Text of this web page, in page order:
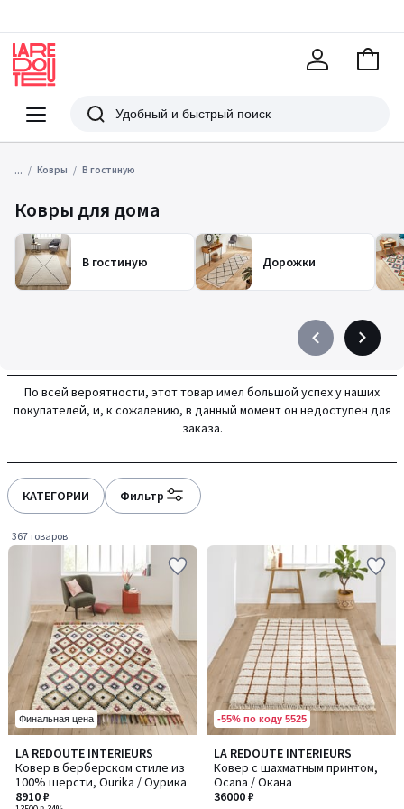
Меню
Redoute
Поиск
В
... Ковры В гостиную
Ковры для дома
В гостиную Дорожки
Précédent
à
gauche
Suivant
à
droite
По всей вероятности, этот товар имел большой успех у наших
покупателей, и, к сожалению, в данный момент он недоступен для
заказа.
КАТЕГОРИИ Фильтр
367 товаров
Финальная цена
LA REDOUTE INTERIEURS
Ковер в берберском стиле из
100% шерсти, Ourika / Оурика
8910 ₽
4,2
/ 5
-55% по коду 5525
LA REDOUTE INTERIEURS
Ковер с шахматным принтом,
Ocana / Окана
36000 ₽